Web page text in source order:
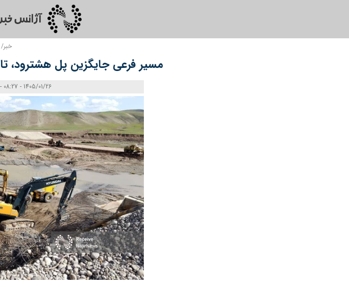
خبر/
مسیر فرعی جایگزین پل هشترود، تا ۵ روز آینده آماده می‌شود + فیلم
1405/01/26 - 08:27 - کد خبر: 159311